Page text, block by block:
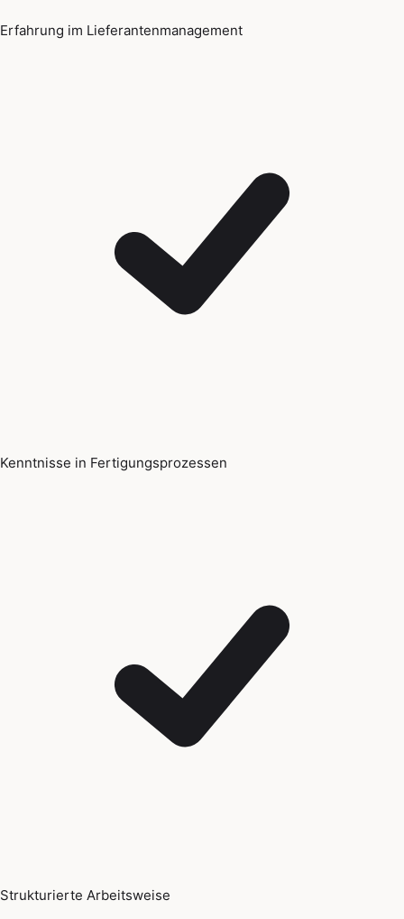
Erfahrung im Lieferantenmanagement
Kenntnisse in Fertigungsprozessen
Strukturierte Arbeitsweise